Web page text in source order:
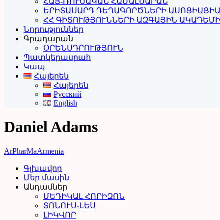
ԵՐԻՏԱՍԱՐԴ ԴԵՂԱԳՈՐԾՆԵՐԻ ԱՍՈՑԻԱՑԻԱ
ՀՀ ԳԻՏՈՒԹՅՈՒՆՆԵՐԻ ԱԶԳԱՅԻՆ
Նորություններ
Գրադարան
ՕՐԵՆՍԴՐՈՒԹՅՈՒՆ
Պատկերասրահ
Կապ
Հայերեն
Հայերեն
Русский
English
Daniel Adams
ArPharMaArmenia
Գլխավոր
Մեր մասին
Անդամներ
ՄԵԴԻԿԱԼ ՀՈՐԻԶՈՆ
ՏՈՆՈՒՍ֊ԼԵՍ
ԼԻԿՎՈՐ